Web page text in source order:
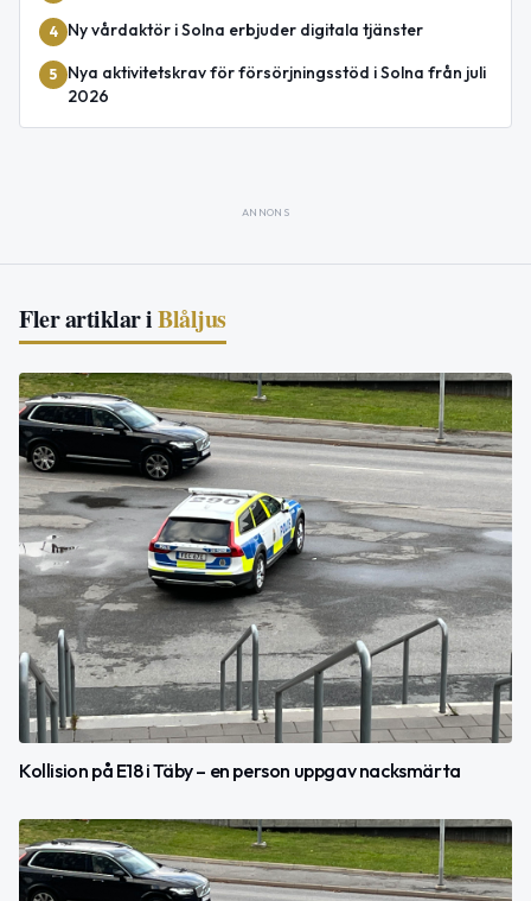
4 Ny vårdaktör i Solna erbjuder digitala tjänster
5
Nya aktivitetskrav för försörjningsstöd i Solna från juli
2026
ANNONS
Fler artiklar iBlåljus
Kollision på E18 i Täby – en person uppgav nacksmärta